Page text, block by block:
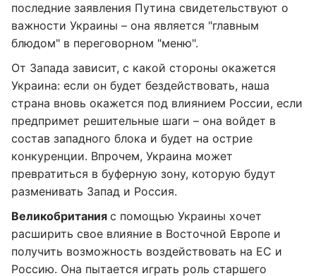
последние заявления Путина свидетельствуют о
важности Украины – она является "главным
блюдом" в переговорном "меню".
От Запада зависит, с какой стороны окажется
Украина: если он будет бездействовать, наша
страна вновь окажется под влиянием России, если
предпримет решительные шаги – она войдет в
состав западного блока и будет на острие
конкуренции. Впрочем, Украина может
превратиться в буферную зону, которую будут
разменивать Запад и Россия.
Великобритания с помощью Украины хочет
расширить свое влияние в Восточной Европе и
получить возможность воздействовать на ЕС и
Россию. Она пытается играть роль старшего